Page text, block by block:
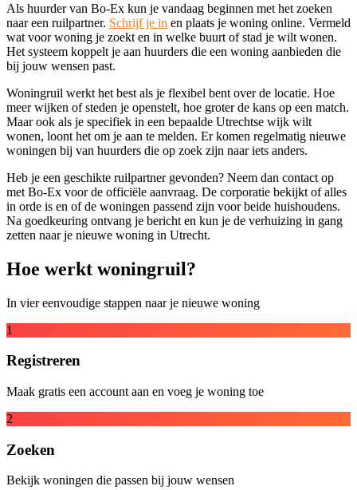
Als huurder van Bo-Ex kun je vandaag beginnen met het zoeken
naar een ruilpartner. Schrijf je in en plaats je woning online. Vermeld
wat voor woning je zoekt en in welke buurt of stad je wilt wonen.
Het systeem koppelt je aan huurders die een woning aanbieden die
bij jouw wensen past.
Woningruil werkt het best als je flexibel bent over de locatie. Hoe
meer wijken of steden je openstelt, hoe groter de kans op een match.
Maar ook als je specifiek in een bepaalde Utrechtse wijk wilt
wonen, loont het om je aan te melden. Er komen regelmatig nieuwe
woningen bij van huurders die op zoek zijn naar iets anders.
Heb je een geschikte ruilpartner gevonden? Neem dan contact op
met Bo-Ex voor de officiële aanvraag. De corporatie bekijkt of alles
in orde is en of de woningen passend zijn voor beide huishoudens.
Na goedkeuring ontvang je bericht en kun je de verhuizing in gang
zetten naar je nieuwe woning in Utrecht.
Hoe werkt woningruil?
In vier eenvoudige stappen naar je nieuwe woning
1
Registreren
Maak gratis een account aan en voeg je woning toe
2
Zoeken
Bekijk woningen die passen bij jouw wensen